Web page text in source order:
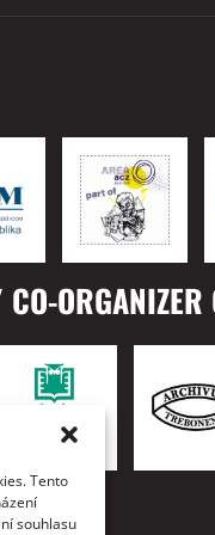
Tento
souhlasu